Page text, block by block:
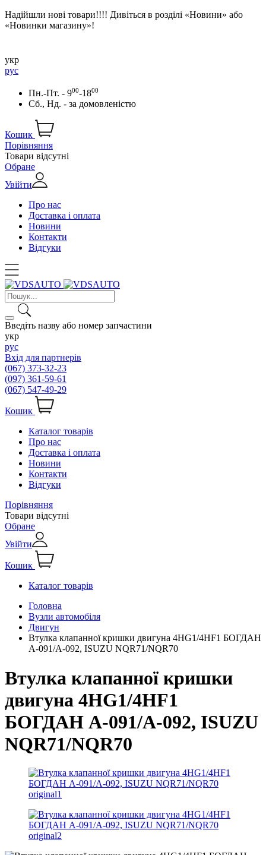
Надійшли нові товари!!!! Дивіться в розділі «Новини» або
«Новинки магазину»!
укр
рус
Пн.-Пт. - 900-1800
Сб., Нд. - за домовленістю
Кошик
Порівняння
Товари відсутні
Обране
Увійти
Про нас
Доставка і оплата
Новини
Контакти
Відгуки
Введіть назву або номер запчастини
укр
рус
Вхід для партнерів
(067) 373-32-23
(097) 361-59-61
(067) 547-49-29
Кошик
Каталог товарів
Про нас
Доставка і оплата
Новини
Контакти
Відгуки
Порівняння
Товари відсутні
Обране
Увійти
Кошик
Каталог товарів
Головна
Вузли автомобіля
Двигун
Втулка клапанної кришки двигуна 4HG1/4HF1 БОГДАН
А-091/А-092, ISUZU NQR71/NQR70
Втулка клапанної кришки
двигуна 4HG1/4HF1
БОГДАН А-091/А-092, ISUZU
NQR71/NQR70